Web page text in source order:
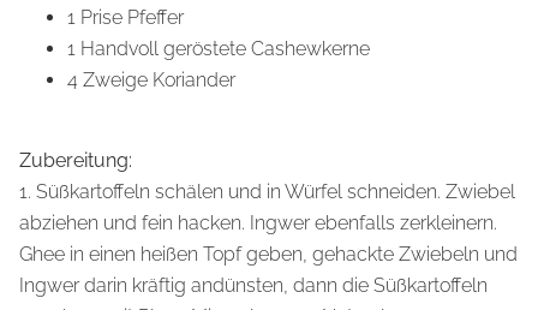
1 Prise Pfeffer
1 Handvoll geröstete Cashewkerne
4 Zweige Koriander
Zubereitung:
1. Süßkartoffeln schälen und in Würfel schneiden. Zwiebel
abziehen und fein hacken. Ingwer ebenfalls zerkleinern.
Ghee in einen heißen Topf geben, gehackte Zwiebeln und
Ingwer darin kräftig andünsten, dann die Süßkartoffeln